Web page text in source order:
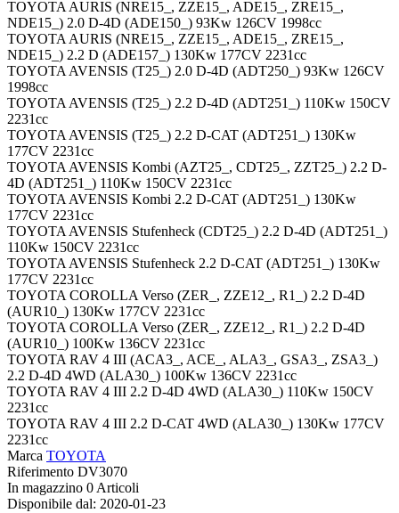
TOYOTA AURIS (NRE15_, ZZE15_, ADE15_, ZRE15_,
NDE15_) 2.0 D-4D (ADE150_) 93Kw 126CV 1998cc
TOYOTA AURIS (NRE15_, ZZE15_, ADE15_, ZRE15_,
NDE15_) 2.2 D (ADE157_) 130Kw 177CV 2231cc
TOYOTA AVENSIS (T25_) 2.0 D-4D (ADT250_) 93Kw 126CV
1998cc
TOYOTA AVENSIS (T25_) 2.2 D-4D (ADT251_) 110Kw 150CV
2231cc
TOYOTA AVENSIS (T25_) 2.2 D-CAT (ADT251_) 130Kw
177CV 2231cc
TOYOTA AVENSIS Kombi (AZT25_, CDT25_, ZZT25_) 2.2 D-
4D (ADT251_) 110Kw 150CV 2231cc
TOYOTA AVENSIS Kombi 2.2 D-CAT (ADT251_) 130Kw
177CV 2231cc
TOYOTA AVENSIS Stufenheck (CDT25_) 2.2 D-4D (ADT251_)
110Kw 150CV 2231cc
TOYOTA AVENSIS Stufenheck 2.2 D-CAT (ADT251_) 130Kw
177CV 2231cc
TOYOTA COROLLA Verso (ZER_, ZZE12_, R1_) 2.2 D-4D
(AUR10_) 130Kw 177CV 2231cc
TOYOTA COROLLA Verso (ZER_, ZZE12_, R1_) 2.2 D-4D
(AUR10_) 100Kw 136CV 2231cc
TOYOTA RAV 4 III (ACA3_, ACE_, ALA3_, GSA3_, ZSA3_)
2.2 D-4D 4WD (ALA30_) 100Kw 136CV 2231cc
TOYOTA RAV 4 III 2.2 D-4D 4WD (ALA30_) 110Kw 150CV
2231cc
TOYOTA RAV 4 III 2.2 D-CAT 4WD (ALA30_) 130Kw 177CV
2231cc
Marca TOYOTA
Riferimento DV3070
In magazzino 0 Articoli
Disponibile dal: 2020-01-23